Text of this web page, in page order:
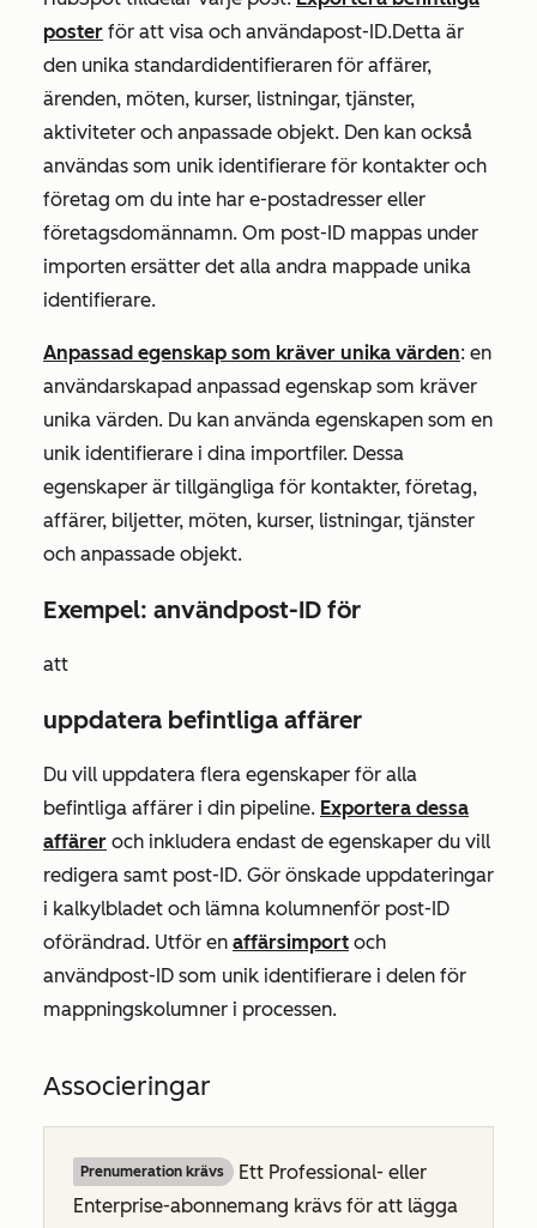
poster för att visa och användapost-ID.Detta är
den unika standardidentifieraren för affärer,
ärenden, möten, kurser, listningar, tjänster,
aktiviteter och anpassade objekt. Den kan också
användas som unik identifierare för kontakter och
företag om du inte har e-postadresser eller
företagsdomännamn. Om post-ID mappas under
importen ersätter det alla andra mappade unika
identifierare.
Anpassad egenskap som kräver unika värden: en
användarskapad anpassad egenskap som kräver
unika värden. Du kan använda egenskapen som en
unik identifierare i dina importfiler. Dessa
egenskaper är tillgängliga för kontakter, företag,
affärer, biljetter, möten, kurser, listningar, tjänster
och anpassade objekt.
Exempel: användpost-ID för
att
uppdatera befintliga affärer
Du vill uppdatera flera egenskaper för alla
befintliga affärer i din pipeline. Exportera dessa
affärer och inkludera endast de egenskaper du vill
redigera samt post-ID. Gör önskade uppdateringar
i kalkylbladet och lämna kolumnenför post-ID
oförändrad. Utför en affärsimport och
användpost-ID som unik identifierare i delen för
mappningskolumner i processen.
Associeringar
Prenumeration krävs Ett Professional- eller
Enterprise-abonnemang krävs för att lägga